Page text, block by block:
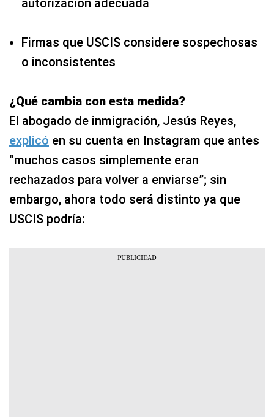
autorización adecuada
Firmas que USCIS considere sospechosas
o inconsistentes
¿Qué cambia con esta medida?
El abogado de inmigración, Jesús Reyes,
explicó en su cuenta en Instagram que antes
“muchos casos simplemente eran
rechazados para volver a enviarse”; sin
embargo, ahora todo será distinto ya que
USCIS podría: